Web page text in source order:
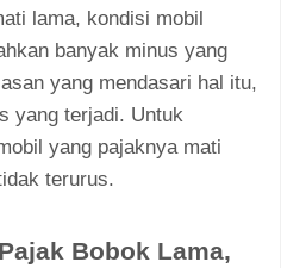
lama, kondisi mobil
banyak minus yang
yang mendasari hal itu,
yang terjadi. Untuk
yang pajaknya mati
terurus.
Bobok Lama,